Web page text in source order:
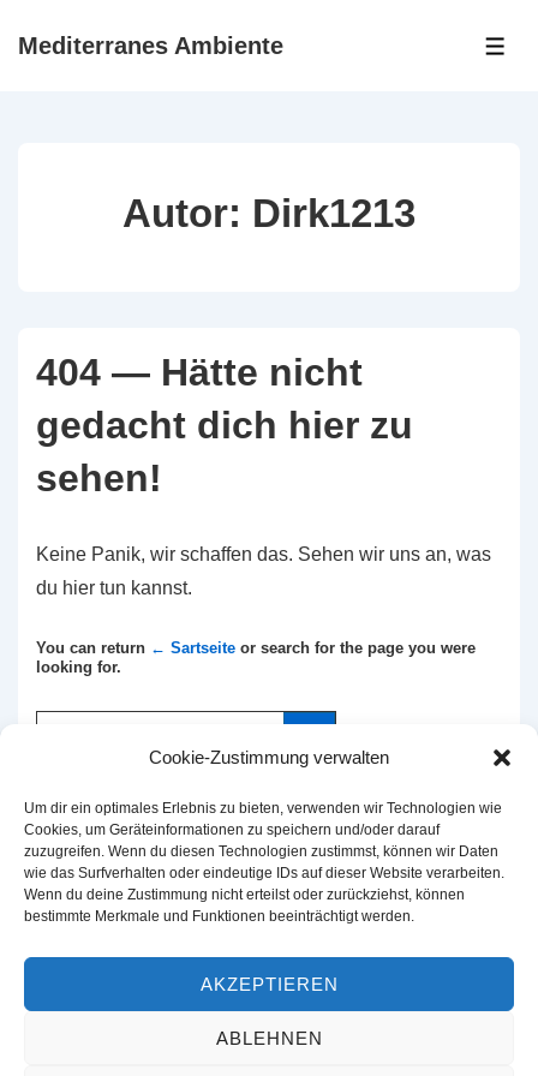
Cookie-Zustimmung verwalten
Um dir ein optimales Erlebnis zu bieten, verwenden wir Technologien wie
Cookies, um Geräteinformationen zu speichern und/oder darauf
zuzugreifen. Wenn du diesen Technologien zustimmst, können wir Daten
wie das Surfverhalten oder eindeutige IDs auf dieser Website verarbeiten.
Wenn du deine Zustimmung nicht erteilst oder zurückziehst, können
bestimmte Merkmale und Funktionen beeinträchtigt werden.
AKZEPTIEREN
ABLEHNEN
ZumMediterranes Ambiente
Autor: Dirk1213
404 — Hätte nicht
gedacht dich hier zu
sehen!
Keine Panik, wir schaffen das. Sehen wir uns an, was
du hier tun kannst.
You can return ← Sartseite or search for the page you were
looking for.
Suchen
Footer-
Menü
Startseite Sonderangebote
Winterschutz für Palmen und
Olivenbäume
Mediterrane Gartengestaltung
Winterharte